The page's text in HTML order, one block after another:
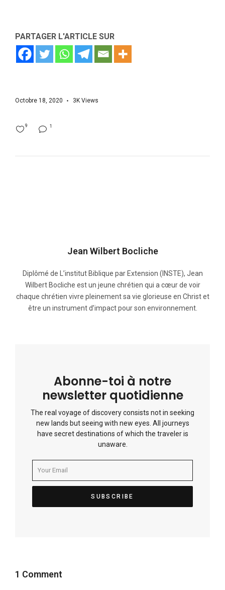
PARTAGER L'ARTICLE SUR
Octobre 18, 2020 3K Views
1
9
Jean Wilbert Bocliche
Diplômé de L’institut Biblique par Extension (INSTE), Jean
Wilbert Bocliche est un jeune chrétien qui a cœur de voir
chaque chrétien vivre pleinement sa vie glorieuse en Christ et
être un instrument d’impact pour son environnement.
Abonne-toi à notre
newsletter quotidienne
The real voyage of discovery consists not in seeking
new lands but seeing with new eyes. All journeys
have secret destinations of which the traveler is
unaware.
1 Comment